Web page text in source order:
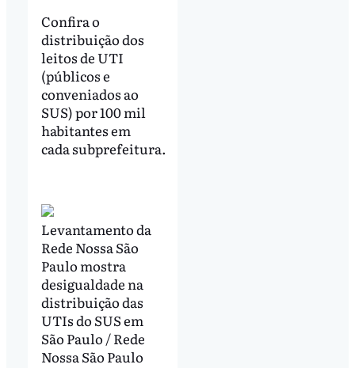
Confira o
distribuição dos
leitos de UTI
(públicos e
conveniados ao
SUS) por 100 mil
habitantes em
cada subprefeitura.
Levantamento da
Rede Nossa São
Paulo mostra
desigualdade na
distribuição das
UTIs do SUS em
São Paulo / Rede
Nossa São Paulo